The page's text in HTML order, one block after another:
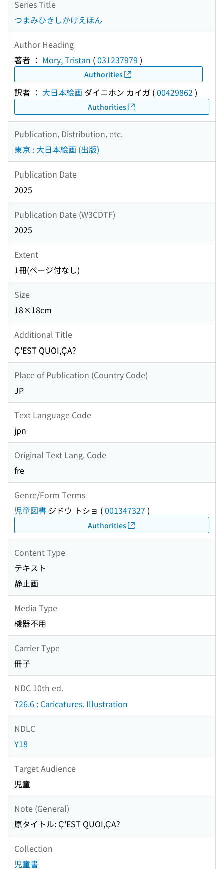
Series Title
つまみひきしかけえほん
Author Heading
著者 ： Mory, Tristan (031237979 )
Authorities
訳者 ： 大日本絵画 ダイニホン カイガ (00429862 )
Authorities
Publication, Distribution, etc.
東京 : 大日本絵画 (出版)
Publication Date
2025
Publication Date (W3CDTF)
2025
Extent
1冊(ページ付なし)
Size
18×18cm
Additional Title
Ç'EST QUOI,ÇA?
Place of Publication (Country Code)
JP
Text Language Code
jpn
Original Text Lang. Code
fre
Genre/Form Terms
児童図書 ジドウ トショ (001347327 )
Authorities
Content Type
テキスト
静止画
Media Type
機器不用
Carrier Type
冊子
NDC 10th ed.
726.6 : Caricatures. Illustration
NDLC
Y18
Target Audience
児童
Note (General)
原タイトル: Ç'EST QUOI,ÇA?
Collection
児童書